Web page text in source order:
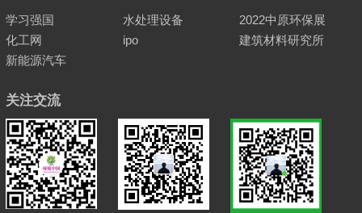
学习强国 水处理设备
2022中原环保展
化工网
ipo
建筑材料研究所
新能源汽车
关注交流